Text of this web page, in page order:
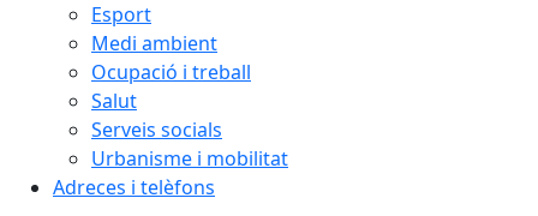
Esport
Medi ambient
Ocupació i treball
Salut
Serveis socials
Urbanisme i mobilitat
Adreces i telèfons